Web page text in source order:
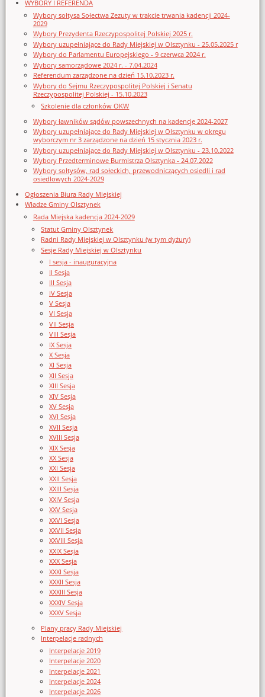
WYBORY I REFERENDA
Wybory sołtysa Sołectwa Zezuty w trakcie trwania kadencji 2024-
2029
Wybory Prezydenta Rzeczypospolitej Polskiej 2025 r.
Wybory uzupełniające do Rady Miejskiej w Olsztynku - 25.05.2025 r
Wybory do Parlamentu Europejskiego - 9 czerwca 2024 r.
Wybory samorządowe 2024 r. - 7.04.2024
Referendum zarządzone na dzień 15.10.2023 r.
Wybory do Sejmu Rzeczypospolitej Polskiej i Senatu
Rzeczypospolitej Polskiej - 15.10.2023
Szkolenie dla członków OKW
Wybory ławników sądów powszechnych na kadencję 2024-2027
Wybory uzupełniające do Rady Miejskiej w Olsztynku w okręgu
wyborczym nr 3 zarządzone na dzień 15 stycznia 2023 r.
Wybory uzupełniające do Rady Miejskiej w Olsztynku - 23.10.2022
Wybory Przedterminowe Burmistrza Olsztynka - 24.07.2022
Wybory sołtysów, rad sołeckich, przewodniczących osiedli i rad
osiedlowych 2024-2029
Ogłoszenia Biura Rady Miejskiej
Władze Gminy Olsztynek
Rada Miejska kadencja 2024-2029
Statut Gminy Olsztynek
Radni Rady Miejskiej w Olsztynku (w tym dyżury)
Sesje Rady Miejskiej w Olsztynku
I sesja - inauguracyjna
II Sesja
III Sesja
IV Sesja
V Sesja
VI Sesja
VII Sesja
VIII Sesja
IX Sesja
X Sesja
XI Sesja
XII Sesja
XIII Sesja
XIV Sesja
XV Sesja
XVI Sesja
XVII Sesja
XVIII Sesja
XIX Sesja
XX Sesja
XXI Sesja
XXII Sesja
XXIII Sesja
XXIV Sesja
XXV Sesja
XXVI Sesja
XXVII Sesja
XXVIII Sesja
XXIX Sesja
XXX Sesja
XXXI Sesja
XXXII Sesja
XXXIII Sesja
XXXIV Sesja
XXXV Sesja
Plany pracy Rady Miejskiej
Interpelacje radnych
Interpelacje 2019
Interpelacje 2020
Interpelacje 2021
Interpelacje 2024
Interpelacje 2026